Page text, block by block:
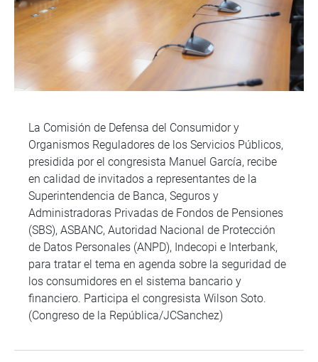
La Comisión de Defensa del Consumidor y
Organismos Reguladores de los Servicios Públicos,
presidida por el congresista Manuel García, recibe
en calidad de invitados a representantes de la
Superintendencia de Banca, Seguros y
Administradoras Privadas de Fondos de Pensiones
(SBS), ASBANC, Autoridad Nacional de Protección
de Datos Personales (ANPD), Indecopi e Interbank,
para tratar el tema en agenda sobre la seguridad de
los consumidores en el sistema bancario y
financiero. Participa el congresista Wilson Soto.
(Congreso de la República/JCSanchez)